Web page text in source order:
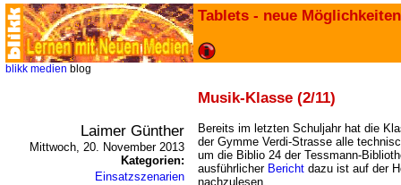
Tablets - neue Möglichkeiten
blikk medien blog
Musik-Klasse (2/11)
Laimer Günther
Mittwoch, 20. November 2013
Kategorien:
Einsatzszenarien
Bereits im letzten Schuljahr hat die
der Gymme Verdi-Strasse alle
um die Biblio 24 der Tessmann-
ausführlicher Bericht dazu ist auf der
nachzulesen.